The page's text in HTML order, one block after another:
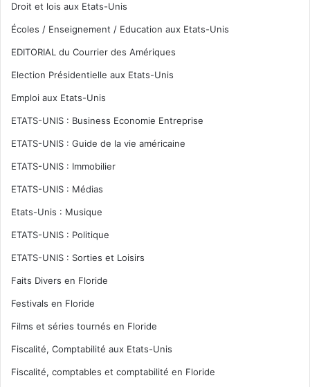
Droit et lois aux Etats-Unis
Écoles / Enseignement / Education aux Etats-Unis
EDITORIAL du Courrier des Amériques
Election Présidentielle aux Etats-Unis
Emploi aux Etats-Unis
ETATS-UNIS : Business Economie Entreprise
ETATS-UNIS : Guide de la vie américaine
ETATS-UNIS : Immobilier
ETATS-UNIS : Médias
Etats-Unis : Musique
ETATS-UNIS : Politique
ETATS-UNIS : Sorties et Loisirs
Faits Divers en Floride
Festivals en Floride
Films et séries tournés en Floride
Fiscalité, Comptabilité aux Etats-Unis
Fiscalité, comptables et comptabilité en Floride